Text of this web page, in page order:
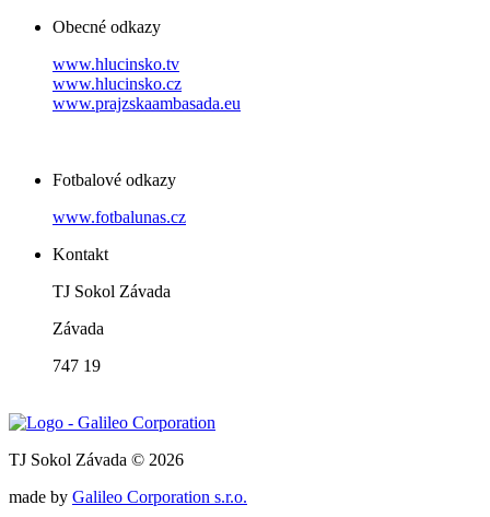
Obecné odkazy
www.hlucinsko.tv
www.hlucinsko.cz
www.prajzskaambasada.eu
Fotbalové odkazy
www.fotbalunas.cz
Kontakt
TJ Sokol Závada
Závada
747 19
TJ Sokol Závada © 2026
made by Galileo Corporation s.r.o.